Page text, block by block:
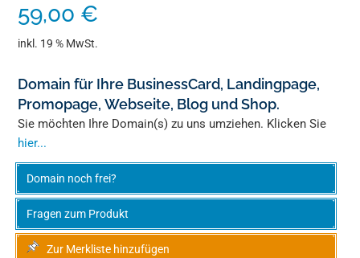
59,00 €
inkl. 19 % MwSt.
Domain für Ihre BusinessCard, Landingpage,
Promopage, Webseite, Blog und Shop.
Sie möchten Ihre Domain(s) zu uns umziehen. Klicken Sie
hier...
Domain noch frei?
Fragen zum Produkt
Zur Merkliste hinzufügen